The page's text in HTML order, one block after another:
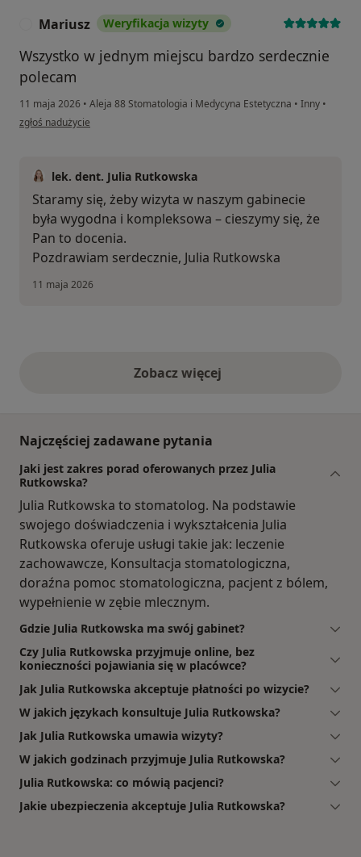
Mariusz Weryfikacja wizyty
Wszystko w jednym miejscu bardzo serdecznie
polecam
11 maja 2026 • Aleja 88 Stomatologia i Medycyna Estetyczna • Inny •
w opinii użytkownika Mariusz
zgłoś nadużycie
lek. dent. Julia Rutkowska
Staramy się, żeby wizyta w naszym gabinecie
była wygodna i kompleksowa – cieszymy się, że
Pan to docenia.
Pozdrawiam serdecznie, Julia Rutkowska
11 maja 2026
Zobacz więcejopinie powyżej
Najczęściej zadawane pytania
Jaki jest zakres porad oferowanych przez Julia
Rutkowska?
Julia Rutkowska to stomatolog. Na podstawie
swojego doświadczenia i wykształcenia Julia
Rutkowska oferuje usługi takie jak: leczenie
zachowawcze, Konsultacja stomatologiczna,
doraźna pomoc stomatologiczna, pacjent z bólem,
wypełnienie w zębie mlecznym.
Gdzie Julia Rutkowska ma swój gabinet?
Czy Julia Rutkowska przyjmuje online, bez
konieczności pojawiania się w placówce?
Jak Julia Rutkowska akceptuje płatności po wizycie?
W jakich językach konsultuje Julia Rutkowska?
Jak Julia Rutkowska umawia wizyty?
W jakich godzinach przyjmuje Julia Rutkowska?
Julia Rutkowska: co mówią pacjenci?
Jakie ubezpieczenia akceptuje Julia Rutkowska?